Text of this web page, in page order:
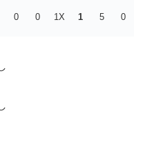
0 0 1X 1 5 0